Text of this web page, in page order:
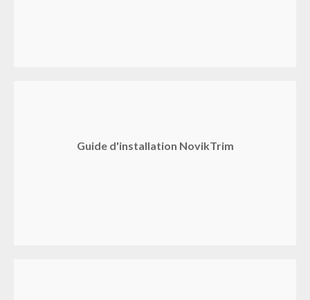
Guide d'installation NovikTrim